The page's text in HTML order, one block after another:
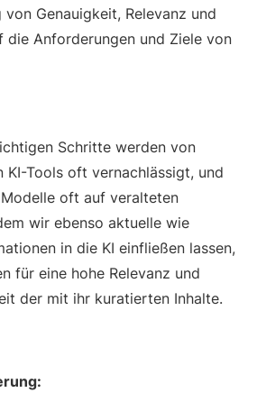
von Genauigkeit, Relevanz und
die Anforderungen und Ziele von
Schritte werden von
KI-Tools oft vernachlässigt, und
oft auf veralteten
wir ebenso aktuelle wie
in die KI einfließen lassen,
für eine hohe Relevanz und
der mit ihr kuratierten Inhalte.